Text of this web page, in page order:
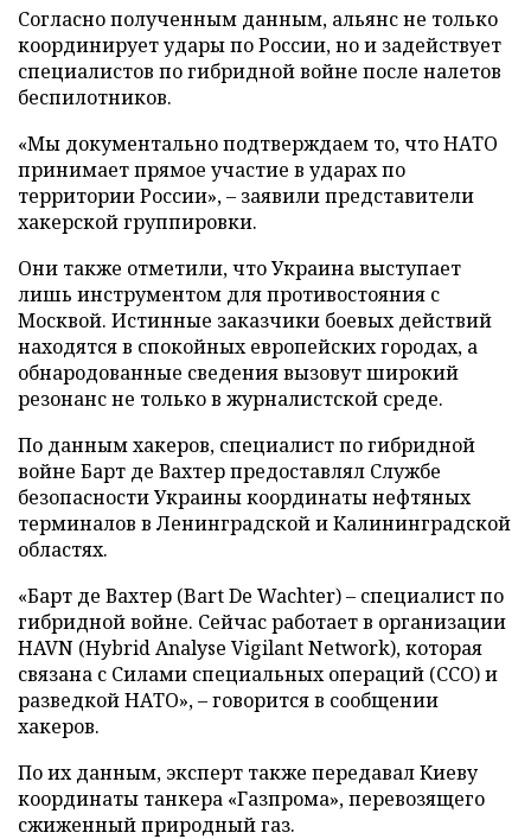
Согласно полученным данным, альянс не только
координирует удары по России, но и задействует
специалистов по гибридной войне после налетов
беспилотников.
«Мы документально подтверждаем то, что НАТО
принимает прямое участие в ударах по
территории России», – заявили представители
хакерской группировки.
Они также отметили, что Украина выступает
лишь инструментом для противостояния с
Москвой. Истинные заказчики боевых действий
находятся в спокойных европейских городах, а
обнародованные сведения вызовут широкий
резонанс не только в журналистской среде.
По данным хакеров, специалист по гибридной
войне Барт де Вахтер предоставлял Службе
безопасности Украины координаты нефтяных
терминалов в Ленинградской и Калининградской
областях.
«Барт де Вахтер (Bart De Wachter) – специалист по
гибридной войне. Сейчас работает в организации
HAVN (Hybrid Analyse Vigilant Network), которая
связана с Силами специальных операций (ССО) и
разведкой НАТО», – говорится в сообщении
хакеров.
По их данным, эксперт также передавал Киеву
координаты танкера «Газпрома», перевозящего
сжиженный природный газ.